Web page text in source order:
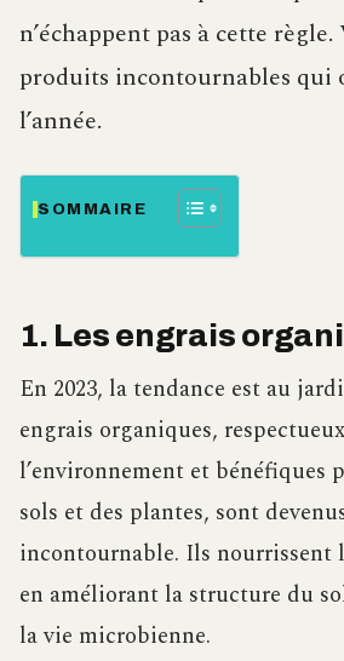
n’échappent pas à cette
produits incontournables qui
l’année.
SOMMAIRE
1. Les engrais
En 2023, la tendance est au
engrais organiques,
l’environnement et bénéfiques
sols et des plantes, sont
incontournable. Ils nourrissent
en améliorant la structure du
la vie microbienne.